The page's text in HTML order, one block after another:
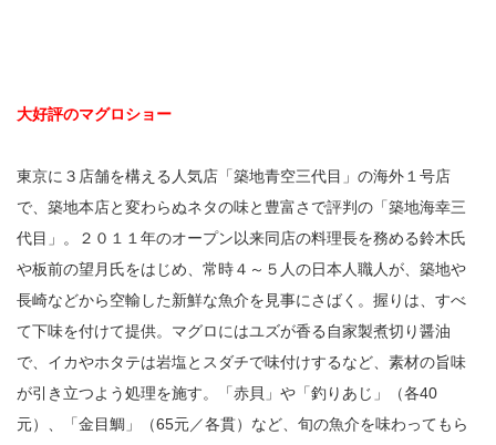
大好評のマグロショー
東京に３店舗を構える人気店「築地青空三代目」の海外１号店
で、築地本店と変わらぬネタの味と豊富さで評判の「築地海幸三
代目」。２０１１年のオープン以来同店の料理長を務める鈴木氏
や板前の望月氏をはじめ、常時４～５人の日本人職人が、築地や
長崎などから空輸した新鮮な魚介を見事にさばく。握りは、すべ
て下味を付けて提供。マグロにはユズが香る自家製煮切り醤油
で、イカやホタテは岩塩とスダチで味付けするなど、素材の旨味
が引き立つよう処理を施す。「赤貝」や「釣りあじ」（各40
元）、「金目鯛」（65元／各貫）など、旬の魚介を味わってもら